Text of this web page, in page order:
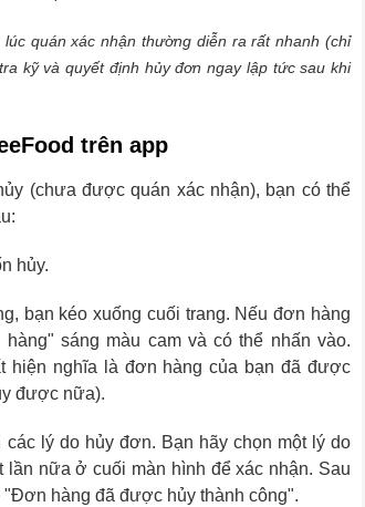
quán xác nhận thường diễn ra rất nhanh (chỉ
kỹ và quyết định hủy đơn ngay lập tức sau khi
trên app
(chưa được quán xác nhận), bạn có thể
hủy.
bạn kéo xuống cuối trang. Nếu đơn hàng
sáng màu cam và có thể nhấn vào.
hiện nghĩa là đơn hàng của bạn đã được
được nữa).
lý do hủy đơn. Bạn hãy chọn một lý do
nữa ở cuối màn hình để xác nhận. Sau
"Đơn hàng đã được hủy thành công".